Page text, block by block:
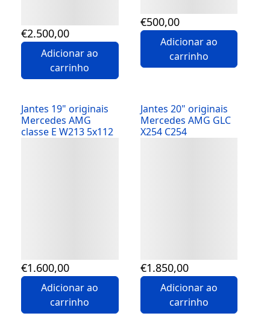
€2.500,00
Adicionar ao
carrinho
€500,00
Adicionar ao
carrinho
Jantes 19" originais
Mercedes AMG
classe E W213 5x112
€1.600,00
Adicionar ao
carrinho
Jantes 20" originais
Mercedes AMG GLC
X254 C254
€1.850,00
Adicionar ao
carrinho